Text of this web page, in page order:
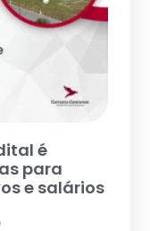
é
para
e salários